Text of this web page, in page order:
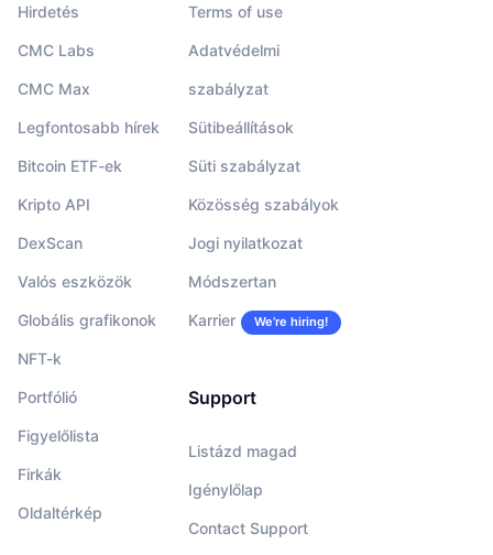
Hirdetés
CMC Labs
CMC Max
Legfontosabb hírek
Bitcoin ETF-ek
Kripto API
DexScan
Valós eszközök
Globális grafikonok
NFT-k
Portfólió
Figyelőlista
Firkák
Oldaltérkép
Terms of use
Adatvédelmi
szabályzat
Sütibeállítások
Süti szabályzat
Közösség szabályok
Jogi nyilatkozat
Módszertan
Karrier We’re hiring!
Support
Listázd magad
Igénylőlap
Contact Support